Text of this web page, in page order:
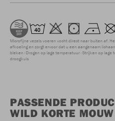
Microfijne vezels voeren vocht direct naar buiten af.
afkoeling en zorgt ervoor dat u een aangenaam
bleken Drogen op lage temperatuur Strijken op lage
droogkuis
PASSENDE
WILD KORTE MOUW